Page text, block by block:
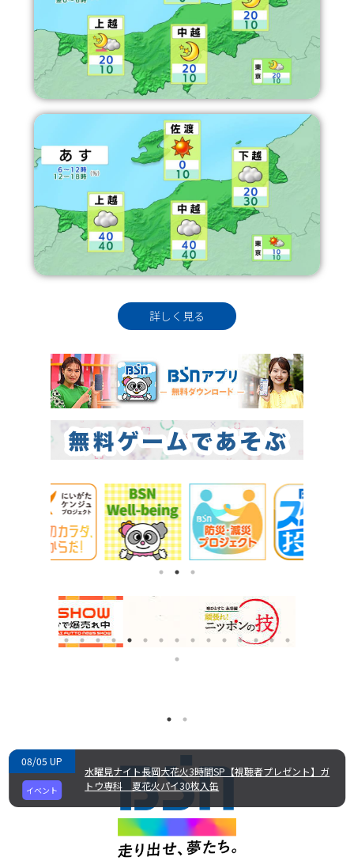
テレショップ
03：23 カメラマンが魅せられた新潟の風景
テレショップ
詳しく見る
08/05 UP
イベント
水曜見ナイト長岡大花火3時間SP【視聴者プレゼント】ガ
トウ専科 夏花火パイ30枚入缶